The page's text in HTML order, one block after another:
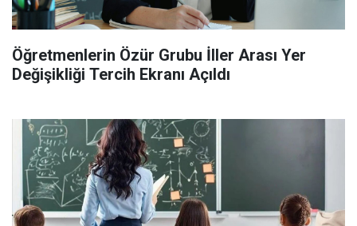
Öğretmenlerin Özür Grubu İller Arası Yer
Değişikliği Tercih Ekranı Açıldı